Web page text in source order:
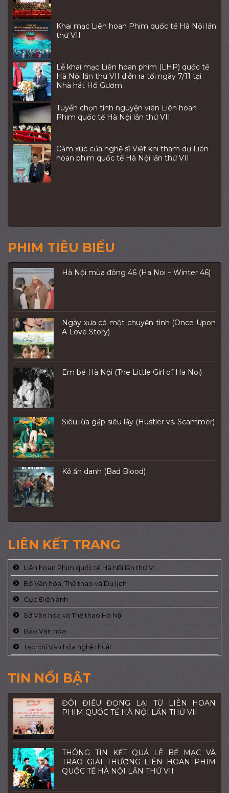
Khai mạc Liên hoan Phim quốc tế Hà Nội lần
thứ VII
Lễ khai mạc Liên hoan phim (LHP) quốc tế
Hà Nội lần thứ VII diễn ra tối ngày 7/11 tại
Nhà hát Hồ Gươm.
Tuyển chọn tình nguyện viên Liên hoan
Phim quốc tế Hà Nội lần thứ VII
Cảm xúc của nghệ sĩ Việt khi tham dự Liên
hoan phim quốc tế Hà Nội lần thứ VII
PHIM TIÊU BIỂU
Hà Nội mùa đông 46 (Ha Noi – Winter 46)
Ngày xưa có một chuyện tình (Once Upon
A Love Story)
Em bé Hà Nội (The Little Girl of Ha Noi)
Siêu lừa gặp siêu lầy (Hustler vs. Scammer)
Kẻ ẩn danh (Bad Blood)
LIÊN KẾT TRANG
Liên hoan Phim quốc tế Hà Nội lần thứ VI
Bộ Văn hóa, Thể thao và Du lịch
Cục Điện ảnh
Sở Văn hóa và Thể thao Hà Nội
Báo Văn hóa
Tạp chí Văn hóa nghệ thuật
TIN NỔI BẬT
ĐÔI ĐIỀU ĐỌNG LẠI TỪ LIÊN HOAN
PHIM QUỐC TẾ HÀ NỘI LẦN THỨ VII
THÔNG TIN KẾT QUẢ LỄ BẾ MẠC VÀ
TRAO GIẢI THƯỞNG LIÊN HOAN PHIM
QUỐC TẾ HÀ NỘI LẦN THỨ VII